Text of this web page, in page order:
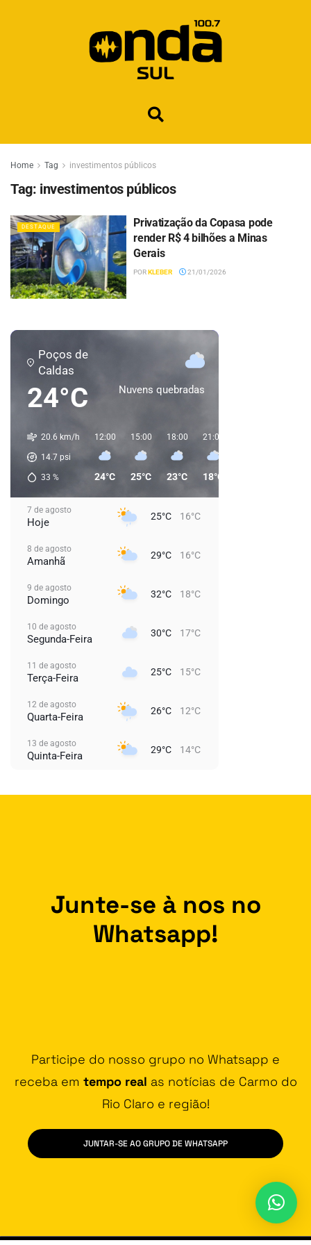
Home Tag investimentos públicos
Tag: investimentos públicos
DESTAQUE
Privatização da Copasa pode
render R$ 4 bilhões a Minas
Gerais
PORKLEBER 21/01/2026
Poços de
Caldas
24°C Nuvens quebradas
20.6 km/h
14.7 psi
33 %
12:00
24°C
15:00
25°C
18:00
23°C
21:00
18°C
7 de agosto
Hoje 25°C 16°C
8 de agosto
Amanhã 29°C 16°C
9 de agosto
Domingo 32°C 18°C
10 de agosto
Segunda-Feira 30°C 17°C
11 de agosto
Terça-Feira 25°C 15°C
12 de agosto
Quarta-Feira 26°C 12°C
13 de agosto
Quinta-Feira 29°C 14°C
Junte-se à nos no
Whatsapp!
Participe do nosso grupo no Whatsapp e
receba em tempo real as notícias de Carmo do
Rio Claro e região!
JUNTAR-SE AO GRUPO DE WHATSAPP